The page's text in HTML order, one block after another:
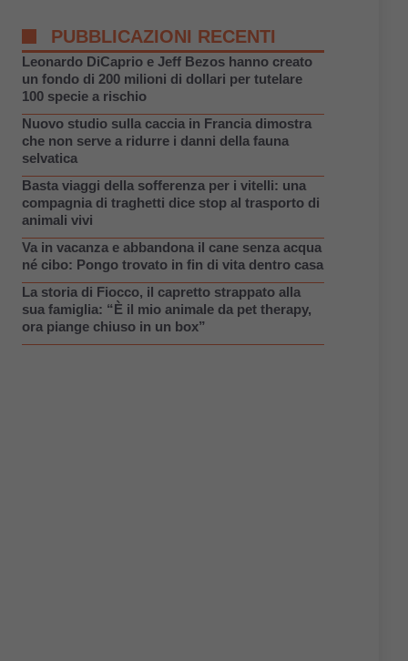
PUBBLICAZIONI RECENTI
Leonardo DiCaprio e Jeff Bezos hanno creato
un fondo di 200 milioni di dollari per tutelare
100 specie a rischio
Nuovo studio sulla caccia in Francia dimostra
che non serve a ridurre i danni della fauna
selvatica
Basta viaggi della sofferenza per i vitelli: una
compagnia di traghetti dice stop al trasporto di
animali vivi
Va in vacanza e abbandona il cane senza acqua
né cibo: Pongo trovato in fin di vita dentro casa
La storia di Fiocco, il capretto strappato alla
sua famiglia: “È il mio animale da pet therapy,
ora piange chiuso in un box”